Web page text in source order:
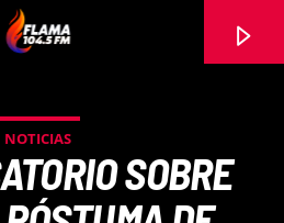
NOTICIAS
SOBRE